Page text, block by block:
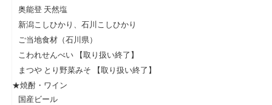
奥能登 天然塩
新潟こしひかり、石川こしひかり
ご当地食材（石川県）
こわれせんべい 【取り扱い終了】
まつや とり野菜みそ 【取り扱い終了】
★焼酎・ワイン
国産ビール